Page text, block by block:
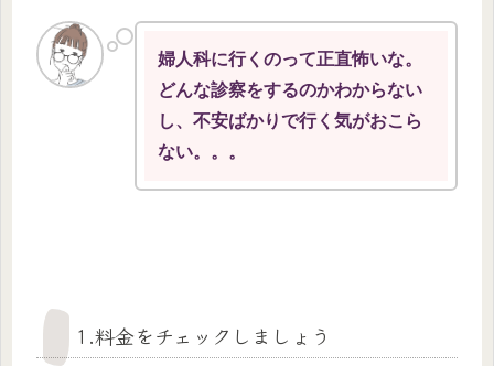
婦人科に行くのって正直怖いな。
どんな診察をするのかわからない
し、不安ばかりで行く気がおこら
ない。。。
1.料金をチェックしましょう